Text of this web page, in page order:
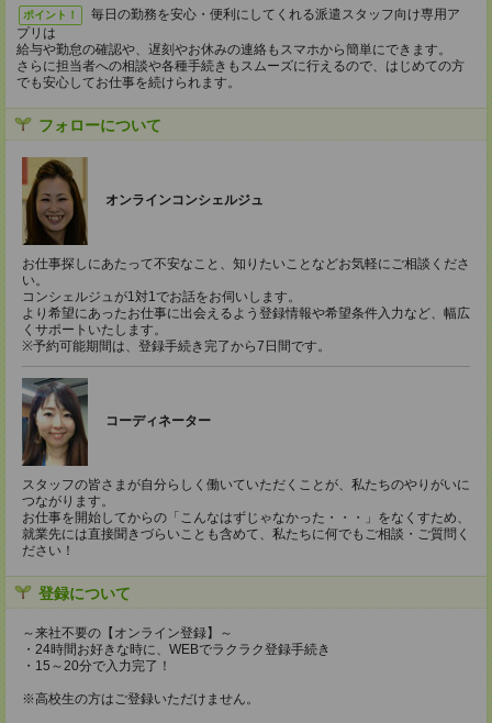
ポイント！
毎日の勤務を安心・便利にしてくれる派遣スタッフ向け専用ア
プリは
給与や勤怠の確認や、遅刻やお休みの連絡もスマホから簡単にできます。
さらに担当者への相談や各種手続きもスムーズに行えるので、はじめての方
でも安心してお仕事を続けられます。
フォローについて
オンラインコンシェルジュ
お仕事探しにあたって不安なこと、知りたいことなどお気軽にご相談くださ
い。
コンシェルジュが1対1でお話をお伺いします。
より希望にあったお仕事に出会えるよう登録情報や希望条件入力など、幅広
くサポートいたします。
※予約可能期間は、登録手続き完了から7日間です。
コーディネーター
スタッフの皆さまが自分らしく働いていただくことが、私たちのやりがいに
つながります。
お仕事を開始してからの「こんなはずじゃなかった・・・」をなくすため、
就業先には直接聞きづらいことも含めて、私たちに何でもご相談・ご質問く
ださい！
登録について
～来社不要の【オンライン登録】～
・24時間お好きな時に、WEBでラクラク登録手続き
・15～20分で入力完了！
※高校生の方はご登録いただけません。